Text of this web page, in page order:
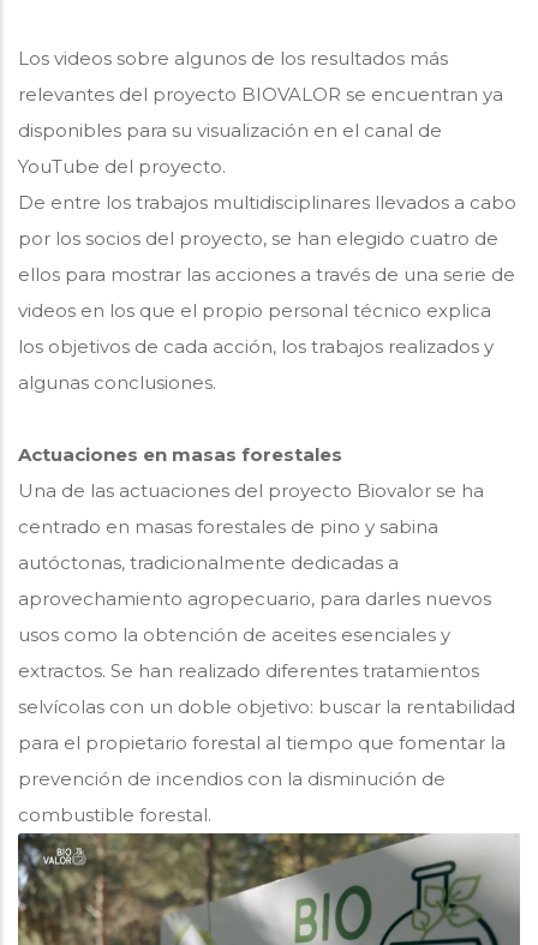
Los videos sobre algunos de los resultados más
relevantes del proyecto BIOVALOR se encuentran ya
disponibles para su visualización en el canal de
YouTube del proyecto.
De entre los trabajos multidisciplinares llevados a cabo
por los socios del proyecto, se han elegido cuatro de
ellos para mostrar las acciones a través de una serie de
videos en los que el propio personal técnico explica
los objetivos de cada acción, los trabajos realizados y
algunas conclusiones.
Actuaciones en masas forestales
Una de las actuaciones del proyecto Biovalor se ha
centrado en masas forestales de pino y sabina
autóctonas, tradicionalmente dedicadas a
aprovechamiento agropecuario, para darles nuevos
usos como la obtención de aceites esenciales y
extractos. Se han realizado diferentes tratamientos
selvícolas con un doble objetivo: buscar la rentabilidad
para el propietario forestal al tiempo que fomentar la
prevención de incendios con la disminución de
combustible forestal.